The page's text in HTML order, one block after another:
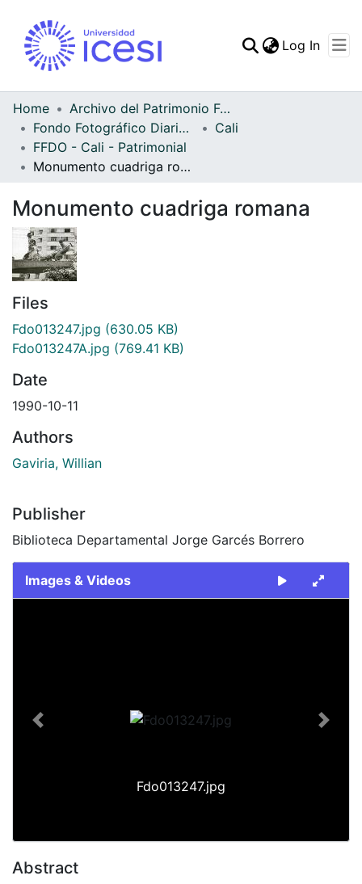
Statistics
Log In
Home
Archivo del Patrimonio Fotográfico y Fílmico del Valle del Cauca
Fondo Fotográfico Diario Occidente
Cali
FFDO - Cali - Patrimonial
Monumento cuadriga romana
Monumento cuadriga romana
Files
Fdo013247.jpg (630.05 KB)
Fdo013247A.jpg (769.41 KB)
Date
1990-10-11
Authors
Gaviria, Willian
Publisher
Biblioteca Departamental Jorge Garcés Borrero
Images & Videos
Fdo013247.jpg
Previous Next
Abstract